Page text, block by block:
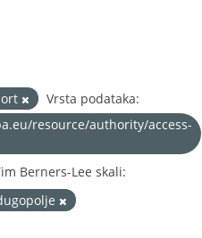
Vrsta podataka:
resource/authority/access-
Berners-Lee skali: